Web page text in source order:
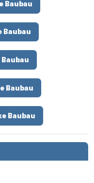
Baubau
Baubau
Baubau
Baubau